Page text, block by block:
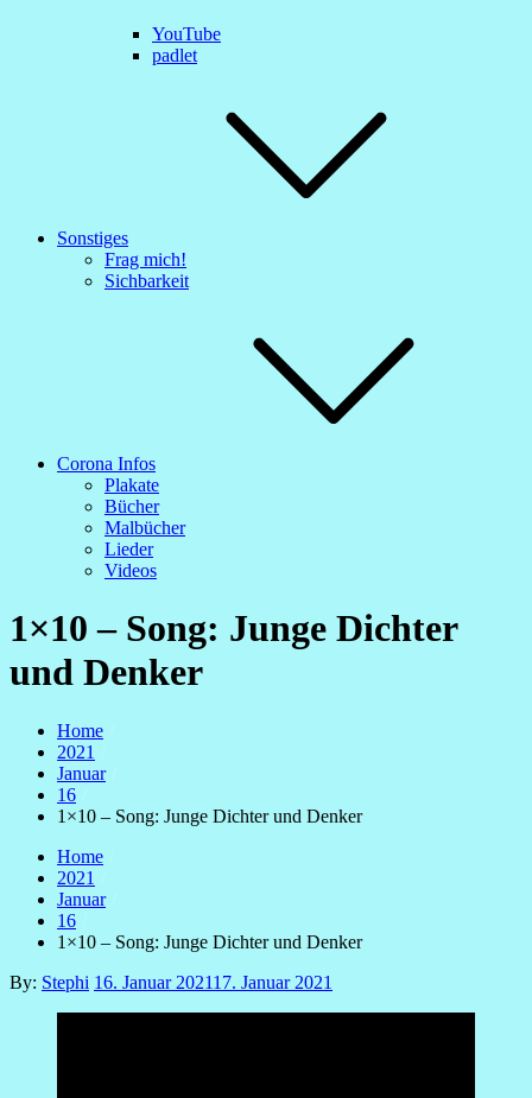
YouTube
padlet
Sonstiges
Frag mich!
Sichbarkeit
Corona Infos
Plakate
Bücher
Malbücher
Lieder
Videos
1×10 – Song: Junge Dichter
und Denker
Home
2021
Januar
16
1×10 – Song: Junge Dichter und Denker
Home
2021
Januar
16
1×10 – Song: Junge Dichter und Denker
By: Stephi Posted
16. Januar 202117. Januar 2021